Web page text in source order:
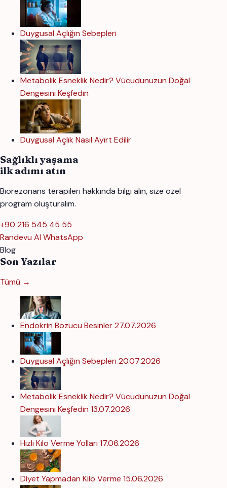
Duygusal Açlığın Sebepleri
Metabolik Esneklik Nedir? Vücudunuzun Doğal
Dengesini Keşfedin
Duygusal Açlık Nasıl Ayırt Edilir
Sağlıklı yaşama
ilk adımı atın
Biorezonans terapileri hakkında bilgi alın, size özel
program oluşturalım.
+90 216 545 45 55
Randevu Al WhatsApp
Blog
Son Yazılar
Tümü →
Endokrin Bozucu Besinler27.07.2026
Duygusal Açlığın Sebepleri 20.07.2026
Metabolik Esneklik Nedir? Vücudunuzun Doğal
Dengesini Keşfedin 13.07.2026
Hızlı Kilo Verme Yolları 17.06.2026
Diyet Yapmadan Kilo Verme 15.06.2026